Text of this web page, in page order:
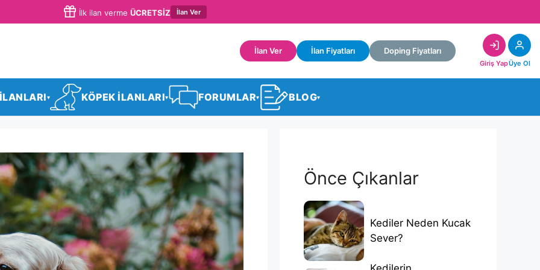
İlk ilan verme ÜCRETSİZ İlan Ver
İlan Ver İlan Fiyatları Doping Fiyatları
Giriş YapÜye Ol
▾ KÖPEK İLANLARI▾ FORUMLAR▾ BLOG▾
Önce Çıkanlar
Kediler Neden Kucak
Sever?